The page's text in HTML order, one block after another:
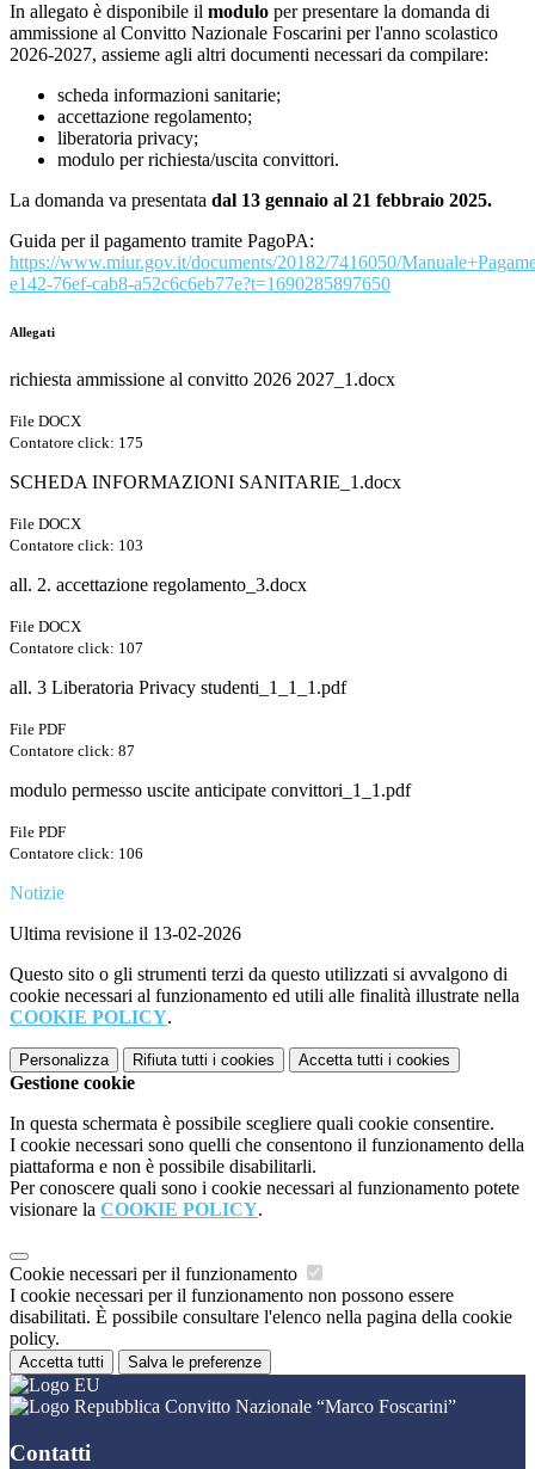
In allegato è disponibile il modulo per presentare la domanda di
ammissione al Convitto Nazionale Foscarini per l'anno scolastico
2026-2027, assieme agli altri documenti necessari da compilare:
scheda informazioni sanitarie;
accettazione regolamento;
liberatoria privacy;
modulo per richiesta/uscita convittori.
La domanda va presentata dal 13 gennaio al 21 febbraio 2025.
Guida per il pagamento tramite PagoPA:
https://www.miur.gov.it/documents/20182/7416050/
e142-76ef-cab8-a52c6c6eb77e?t=1690285897650
Allegati
richiesta ammissione al convitto 2026 2027_1.docx
File DOCX
Contatore click: 175
SCHEDA INFORMAZIONI SANITARIE_1.docx
File DOCX
Contatore click: 103
all. 2. accettazione regolamento_3.docx
File DOCX
Contatore click: 107
all. 3 Liberatoria Privacy studenti_1_1_1.pdf
File PDF
Contatore click: 87
modulo permesso uscite anticipate convittori_1_1.pdf
File PDF
Contatore click: 106
Notizie
Ultima revisione il 13-02-2026
Questo sito o gli strumenti terzi da questo utilizzati si avvalgono di
cookie necessari al funzionamento ed utili alle finalità illustrate nella
COOKIE POLICY.
Personalizza Rifiuta tutti i cookies Accetta tutti i cookies
Gestione cookie
In questa schermata è possibile scegliere quali cookie consentire.
I cookie necessari sono quelli che consentono il funzionamento della
piattaforma e non è possibile disabilitarli.
Per conoscere quali sono i cookie necessari al funzionamento potete
visionare la COOKIE POLICY.
Cookie necessari per il funzionamento
I cookie necessari per il funzionamento non possono essere
disabilitati. È possibile consultare l'elenco nella pagina della cookie
policy.
Accetta tutti Salva le preferenze
Convitto Nazionale “Marco Foscarini”
Contatti